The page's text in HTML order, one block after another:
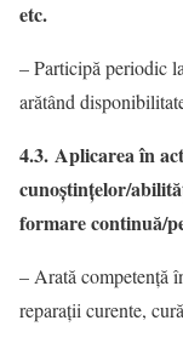
etc.
– Participă periodic
arătând
4.3. Aplicarea în
cunoştinţelor/
formare continuă/
– Arată competenţă
reparații curente,